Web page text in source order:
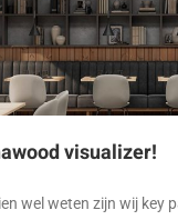
visualizer!
wel weten zijn wij key